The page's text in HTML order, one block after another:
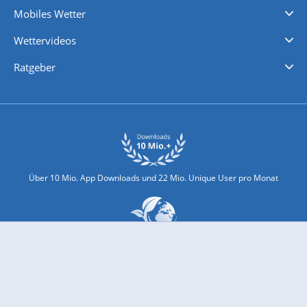
Mobiles Wetter
Wettervideos
Ratgeber
Über 10 Mio. App Downloads und 22 Mio. Unique User pro Monat